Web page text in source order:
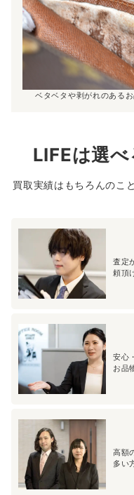
ベタベタや剥がれのある
LIFEは選
買取実績はもちろんのこ
査定
頼頂
安心
お品
高額
多い